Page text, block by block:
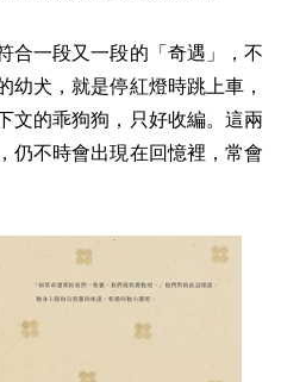
合一段又一段的「奇遇」，不
幼犬，就是停紅燈時跳上車，
文的乖狗狗，只好收編。這兩
仍不時會出現在回憶裡，常會